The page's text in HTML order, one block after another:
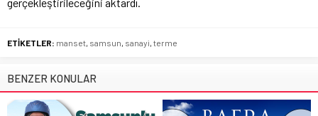
ETİKETLER: manset, samsun, sanayi, terme
BENZER KONULAR